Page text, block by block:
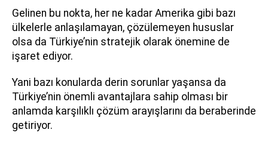
Gelinen bu nokta, her ne kadar Amerika gibi bazı
ülkelerle anlaşılamayan, çözülemeyen hususlar
olsa da Türkiye’nin stratejik olarak önemine de
işaret ediyor.
Yani bazı konularda derin sorunlar yaşansa da
Türkiye’nin önemli avantajlara sahip olması bir
anlamda karşılıklı çözüm arayışlarını da beraberinde
getiriyor.